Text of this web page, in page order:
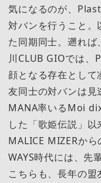
気になるのが、
対バンを行うこと
た同期同士。遡れ
川CLUB GIOでは、
顔となる存在とし
友同士の対バンは見
MANA率いるMoi
した「歌姫伝説」以
MALICE MIZERか
WAYS時代には、先
こちらも、長年の